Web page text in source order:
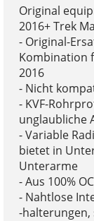
Original
2016+ Trek
- Original-
Kombination
2016
- Nicht
- KVF-
unglaubliche
- Variable
bietet in
Unterarme
- Aus 100%
- Nahtlose
-